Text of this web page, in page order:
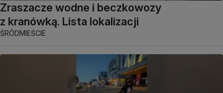
Zraszacze wodne i beczkowozy
z kranówką. Lista lokalizacji
ŚRÓDMIEŚCIE